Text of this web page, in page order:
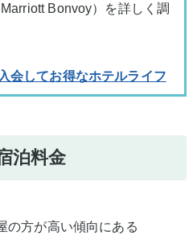
Bonvoy）を詳しく調
会してお得なホテルライフ
泊料金
の方が高い傾向にある